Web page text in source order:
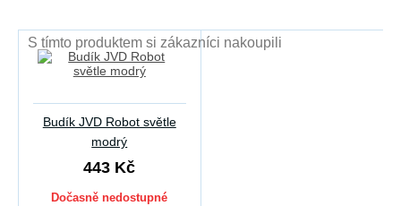
S tímto produktem si zákazníci nakoupili
Budík JVD Robot světle
modrý
443 Kč
Dočasně nedostupné